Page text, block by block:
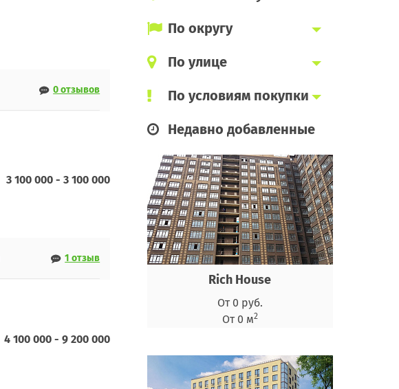
0 отзывов
3 100 000 - 3 100 000
1 отзыв
4 100 000 - 9 200 000
По округу
По улице
По условиям покупки
Недавно добавленные
Rich House
От 0 руб.
От 0 м2